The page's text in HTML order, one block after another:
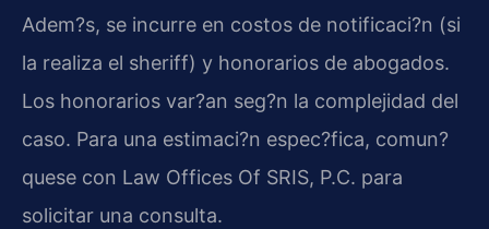
Adem?s, se incurre en costos de notificaci?n (si
la realiza el sheriff) y honorarios de abogados.
Los honorarios var?an seg?n la complejidad del
caso. Para una estimaci?n espec?fica, comun?
quese con Law Offices Of SRIS, P.C. para
solicitar una consulta.